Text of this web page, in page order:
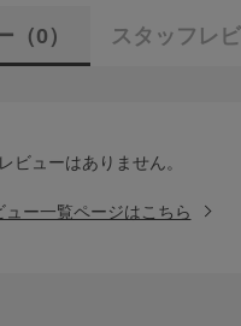
（0） スタッフレ
レビューはありません。
ュー一覧ページはこちら